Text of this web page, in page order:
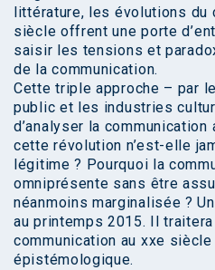
littérature, les évolutions du
siècle offrent une porte
saisir les tensions et
de la communication.
Cette triple approche – par
public et les industries
d’analyser la
cette révolution n’est-elle
légitime ? Pourquoi la
omniprésente sans être
néanmoins marginalisée ?
au printemps 2015. Il
communication au xxe
épistémologique.